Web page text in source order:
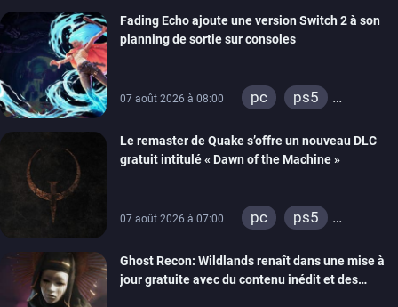
Fading Echo ajoute une version Switch 2 à son
planning de sortie sur consoles
07 août 2026 à 08:00 pc
ps5
Le remaster de Quake s’offre un nouveau DLC
gratuit intitulé « Dawn of the Machine »
07 août 2026 à 07:00 pc
ps5
switch
ps4
xbox one
Ghost Recon: Wildlands renaît dans une mise à
jour gratuite avec du contenu inédit et des